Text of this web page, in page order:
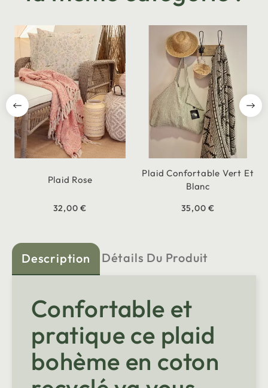
Plaid Rose
32,00 €
Plaid Confortable Vert Et
Blanc
35,00 €
Description Détails Du Produit
Confortable et
pratique ce plaid
bohème en coton